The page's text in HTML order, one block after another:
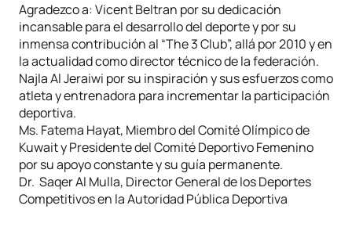
Agradezco a: Vicent Beltran por su dedicación
incansable para el desarrollo del deporte y por su
inmensa contribución al “The 3 Club”, allá por 2010 y en
la actualidad como director técnico de la federación.
Najla Al Jeraiwi por su inspiración y sus esfuerzos como
atleta y entrenadora para incrementar la participación
deportiva.
Ms. Fatema Hayat, Miembro del Comité Olímpico de
Kuwait y Presidente del Comité Deportivo Femenino
por su apoyo constante y su guía permanente.
Dr. Saqer Al Mulla, Director General de los Deportes
Competitivos en la Autoridad Pública Deportiva